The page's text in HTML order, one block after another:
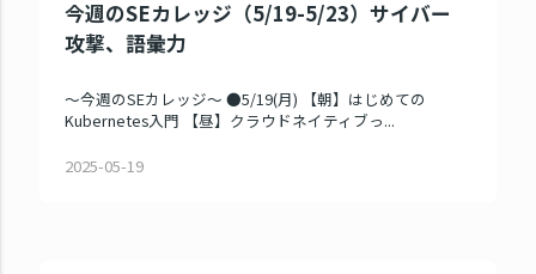
今週のSEカレッジ（5/19-5/23）サイバー
攻撃、語彙力
～今週のSEカレッジ～ ●5/19(月) 【朝】はじめての
Kubernetes入門 【昼】クラウドネイティブっ...
2025-05-19